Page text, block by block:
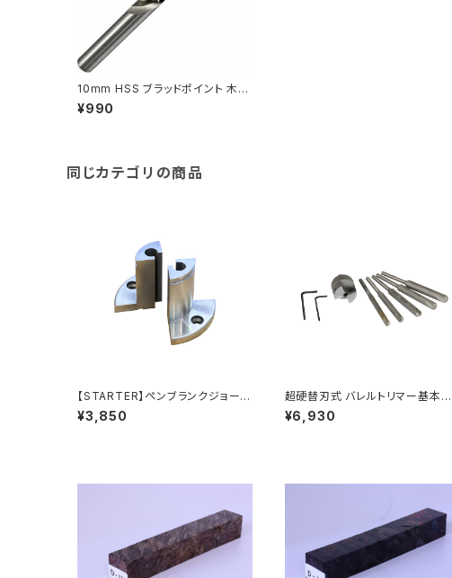
10mm HSS ブラッドポイント 木工
用ドリル
¥990
同じカテゴリの商品
【STARTER】ペンブランクジョー 1
00mmチャックV2用
¥3,850
超硬替刃式 バレルトリマー基本セ
ット (刃径18.5mm＋パイロットシ
ャフト各種)
¥6,930